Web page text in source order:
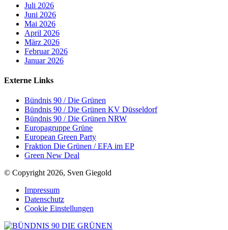
Juli 2026
Juni 2026
Mai 2026
April 2026
März 2026
Februar 2026
Januar 2026
Externe Links
Bündnis 90 / Die Grünen
Bündnis 90 / Die Grünen KV Düsseldorf
Bündnis 90 / Die Grünen NRW
Europagruppe Grüne
European Green Party
Fraktion Die Grünen / EFA im EP
Green New Deal
© Copyright 2026, Sven Giegold
Impressum
Datenschutz
Cookie Einstellungen